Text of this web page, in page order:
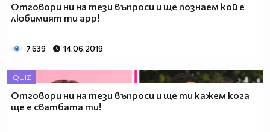
Отговори ни на тези въпроси и ще познаем кой е
любимият ти app!
7 639 14.06.2019
QUIZ
Отговори ни на тези въпроси и ще ти кажем кога
ще е сватбата ти!